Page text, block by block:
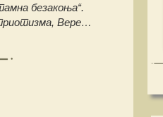
безакоња“.
Вере…